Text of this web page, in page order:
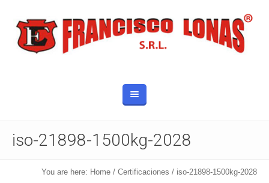
iso-21898-1500kg-2028
You are here: Home / Certificaciones / iso-21898-1500kg-2028